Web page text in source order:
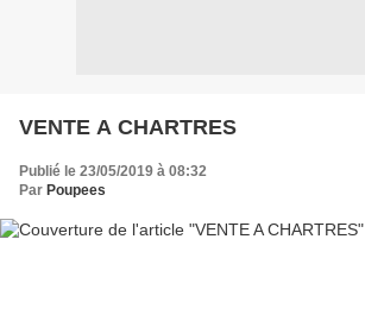
VENTE A CHARTRES
Publié le 23/05/2019 à 08:32
Par Poupees